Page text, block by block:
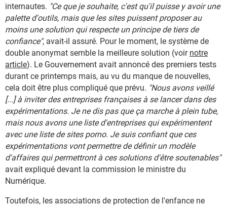
internautes. "Ce que je souhaite, c'est qu'il puisse y avoir une
palette d'outils, mais que les sites puissent proposer au
moins une solution qui respecte un principe de tiers de
confiance", avait-il assuré. Pour le moment, le système de
double anonymat semble la meilleure solution (voir notre
article). Le Gouvernement avait annoncé des premiers tests
durant ce printemps mais, au vu du manque de nouvelles,
cela doit être plus compliqué que prévu. "Nous avons veillé
[...] à inviter des entreprises françaises à se lancer dans des
expérimentations. Je ne dis pas que ça marche à plein tube,
mais nous avons une liste d'entreprises qui expérimentent
avec une liste de sites porno. Je suis confiant que ces
expérimentations vont permettre de définir un modèle
d'affaires qui permettront à ces solutions d'être soutenables"
avait expliqué devant la commission le ministre du
Numérique.
Toutefois, les associations de protection de l'enfance ne